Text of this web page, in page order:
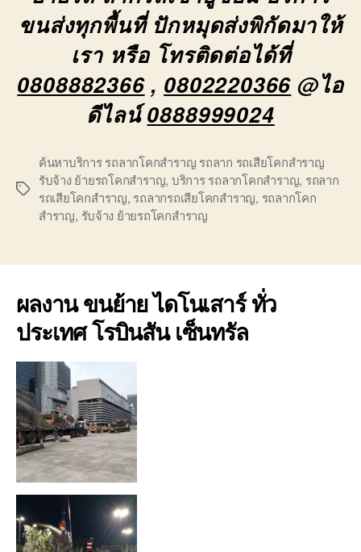
ขนส่งทุกพื้นที่ ปักหมุดส่งพิกัดมาให้
เรา หรือ โทรติดต่อได้ที่
0808882366, 0802220366 @ไอ
ดีไลน์0888999024
Tags
ค้นหาบริการ รถลากโคกสำราญ รถลาก รถเสียโคกสำราญ
รับจ้าง ย้ายรถโคกสำราญ, บริการ รถลากโคกสำราญ, รถลาก
รถเสียโคกสำราญ, รถลากรถเสียโคกสำราญ, รถลากโคก
สำราญ, รับจ้าง ย้ายรถโคกสำราญ
ผลงาน ขนย้าย ไดโนเสาร์ ทั่ว
ประเทศ โรบินสัน เซ็นทรัล